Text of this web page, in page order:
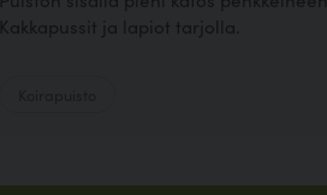
Kakkapussit ja lapiot tarjolla.